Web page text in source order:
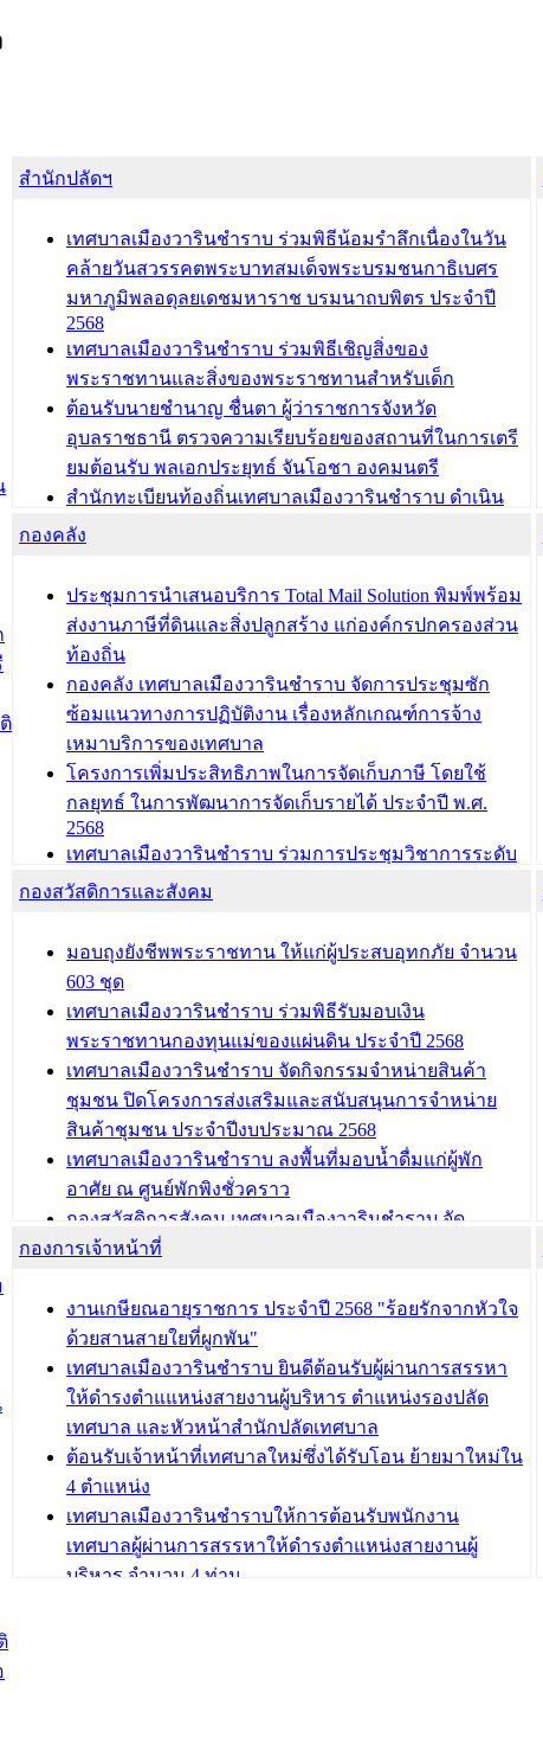
สำนักปลัดฯ
เทศบาลเมืองวารินชำราบ ร่วมพิธีน้อมรำลึกเนื่องในวัน
คล้ายวันสวรรคตพระบาทสมเด็จพระบรมชนกาธิเบศร
มหาภูมิพลอดุลยเดชมหาราช บรมนาถบพิตร ประจำปี
2568
เทศบาลเมืองวารินชำราบ ร่วมพิธีเชิญสิ่งของ
พระราชทานและสิ่งของพระราชทานสำหรับเด็ก
ต้อนรับนายชำนาญ ชื่นตา ผู้ว่าราชการจังหวัด
อุบลราชธานี ตรวจความเรียบร้อยของสถานที่ในการเตรี
ยมต้อนรับ พลเอกประยุทธ์ จันโอชา องคมนตรี
สำนักทะเบียนท้องถิ่นเทศบาลเมืองวารินชำราบ ดำเนิน
การมอบทะเบียนบ้าน ทร.14 และบัตรประจำตัวประชาชน
บ้าน (ท.ร.14) กรณีคนไม่มีสัญชาติไทยได้รับอนุญาตให้มี
ถิ่นที่อยู่
ประชุมคณะกรรมการประเมินผลการควบคุมภายในของ
สำนัก/กอง/โรงเรียน/ศูนย์พัฒนาเด็กเล็ก/สถานธนานุบาล
บทความ อื่นๆ ...
กองคลัง
ประชุมการนำเสนอบริการ Total Mail Solution พิมพ์พร้อม
ส่งงานภาษีที่ดินและสิ่งปลูกสร้าง แก่องค์กรปกครองส่วน
ท้องถิ่น
กองคลัง เทศบาลเมืองวารินชำราบ จัดการประชุมซัก
ซ้อมแนวทางการปฏิบัติงาน เรื่องหลักเกณฑ์การจ้าง
เหมาบริการของเทศบาล
โครงการเพิ่มประสิทธิภาพในการจัดเก็บภาษี โดยใช้
กลยุทธ์ ในการพัฒนาการจัดเก็บรายได้ ประจำปี พ.ศ.
2568
เทศบาลเมืองวารินชำราบ ร่วมการประชุมวิชาการระดับ
นานาชาติและนิทรรศการด้านนวัตกรรมท้องถิ่น 2568
ทะเบียนภาษีป้าย
ประชุมผู้เช่าอาคารพาณิชย์ บริเวณถนนเกษมสุขและ
ถนนประทุมเทพภักดี
บทความ อื่นๆ ...
กองสวัสดิการและสังคม
มอบถุงยังชีพพระราชทาน ให้แก่ผู้ประสบอุทกภัย จำนวน
603 ชุด
เทศบาลเมืองวารินชำราบ ร่วมพิธีรับมอบเงิน
พระราชทานกองทุนแม่ของแผ่นดิน ประจำปี 2568
เทศบาลเมืองวารินชำราบ จัดกิจกรรมจำหน่ายสินค้า
ชุมชน ปิดโครงการส่งเสริมและสนับสนุนการจำหน่าย
สินค้าชุมชน ประจำปีงบประมาณ 2568
เทศบาลเมืองวารินชำราบ ลงพื้นที่มอบน้ำดื่มแก่ผู้พัก
อาศัย ณ ศูนย์พักพิงชั่วคราว
กองสวัสดิการสังคม เทศบาลเมืองวารินชำราบ จัด
โครงการอบรมอาชีพระยะสั้น ประจำปี 2568 (หลักสูตร
บทความ อื่นๆ ...
กองการเจ้าหน้าที่
งานเกษียณอายุราชการ ประจำปี 2568 "ร้อยรักจากหัวใจ
ด้วยสานสายใยที่ผูกพัน"
เทศบาลเมืองวารินชำราบ ยินดีต้อนรับผู้ผ่านการสรรหา
ให้ดำรงตำแแหน่งสายงานผู้บริหาร ตำแหน่งรองปลัด
เทศบาล และหัวหน้าสำนักปลัดเทศบาล
ต้อนรับเจ้าหน้าที่เทศบาลใหม่ซึ่งได้รับโอน ย้ายมาใหม่ใน
4 ตำแหน่ง
เทศบาลเมืองวารินชำราบให้การต้อนรับพนักงาน
เทศบาลผู้ผ่านการสรรหาให้ดำรงตำแหน่งสายงานผู้
บริหาร จำนวน 4 ท่าน